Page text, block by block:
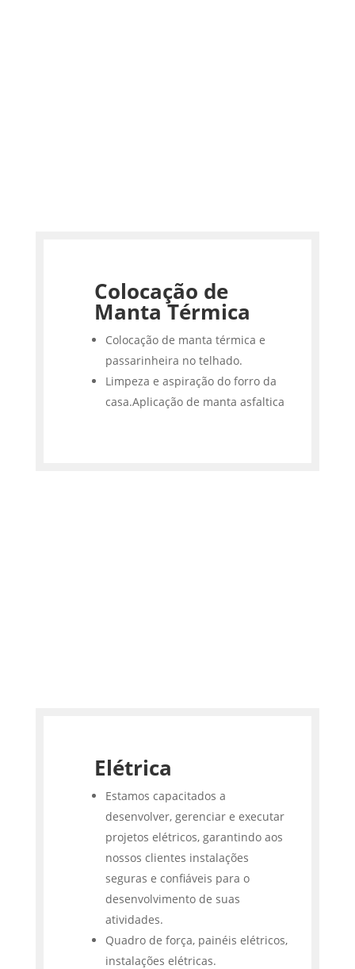
Colocação de
Manta Térmica
Colocação de manta térmica e
passarinheira no telhado.
Limpeza e aspiração do forro da
casa.Aplicação de manta asfaltica
Elétrica
Estamos capacitados a
desenvolver, gerenciar e executar
projetos elétricos, garantindo aos
nossos clientes instalações
seguras e confiáveis para o
desenvolvimento de suas
atividades.
Quadro de força, painéis elétricos,
instalações elétricas.